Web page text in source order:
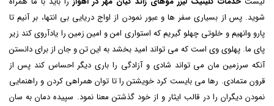
شوید. پس از بسیاری سفر ها و عبور نمودن از اواج دریایی بی انتها، بر آنیم تا
پارو وانهیم و خلوتی چهلو گیریم که استواری امن و امین زمین را یادآروی کند زیر
پای ما. پهلوی وی است که می تواند امید بخشد به این تن و جان از برای دانستن
آنکه سرزمین مان می تواند شادی و آزادگی را باری دیگر احساس کند پس از
قرون متمادی. رها می بایست کرد خویشتن را تا توان همراهی کردن و راهنمایی
نمودن دیگران را در قالب ایثار و از خود گذشتن معنا نمود. سپیده دمان به سان